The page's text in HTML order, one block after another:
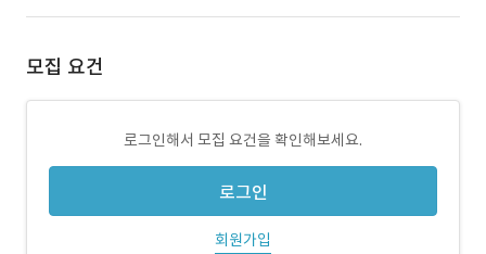
모집 요건
로그인해서 모집 요건을 확인해보세요.
로그인
회원가입